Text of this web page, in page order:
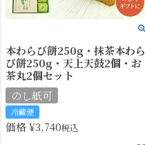
本わらび餅250g・抹茶本わら
び餅250g・天上天鼓2個・お
茶丸2個セット
のし紙可
冷蔵便
価格¥3,740税込